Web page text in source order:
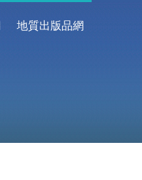
地質出版品網